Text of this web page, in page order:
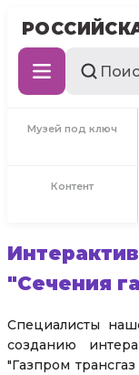
Музей под ключ
Контент
"Сечения
Специалисты
созданию
"Газпром